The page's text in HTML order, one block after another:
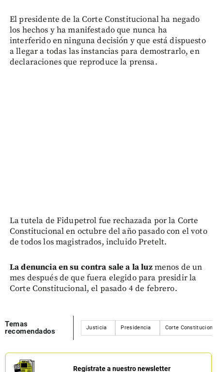
El presidente de la Corte Constitucional ha negado
los hechos y ha manifestado que nunca ha
interferido en ninguna decisión y que está dispuesto
a llegar a todas las instancias para demostrarlo, en
declaraciones que reproduce la prensa.
La tutela de Fidupetrol fue rechazada por la Corte
Constitucional en octubre del año pasado con el voto
de todos los magistrados, incluido Pretelt.
La denuncia en su contra sale a la luzmenos de un
mes después de que fuera elegido para presidir la
Corte Constitucional, el pasado 4 de febrero.
Temas
recomendados
Justicia Presidencia Corte Constitucional
Regístrate a nuestro newsletter